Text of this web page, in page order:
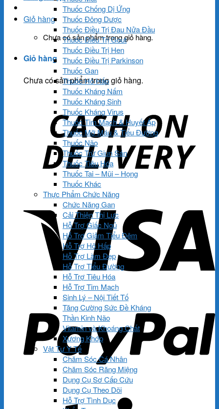
Giỏ hàng
Chưa có sản phẩm trong giỏ hàng.
Giỏ hàng
Chưa có sản phẩm trong giỏ hàng.
Thuốc Chống Dị Ứng
Thuốc Đông Dược
Thuốc Điều Trị Đau Nửa Đầu
Thuốc Điều Trị Gout
Thuốc Điều Trị Hen
Thuốc Điều Trị Parkinson
Thuốc Gan
Thuốc Hô Hấp
Thuốc Kháng Nấm
Thuốc Kháng Sinh
Thuốc Kháng Virus
Thuốc Tim Mạch & Huyết Áp
Thuốc Mỡ Máu & Tiểu Đường
Thuốc Não
Thuốc Trừ Giun Sán
Thuốc Tiêu Hóa
Thuốc Tai – Mũi – Họng
Thuốc Khác
Thực Phẩm Chức Năng
Chức Năng Gan
Cải Thiện Thị Lực
Hỗ Trợ Giấc Ngủ
Hỗ Trợ Giảm Tiểu Đêm
Hỗ Trợ Hô Hấp
Hỗ Trợ Làm Đẹp
Hỗ Trợ Tiểu Đường
Hỗ Trợ Tiêu Hóa
Hỗ Trợ Tim Mạch
Sinh Lý – Nội Tiết Tố
Tăng Cường Sức Đề Kháng
Thần Kinh Não
Vitamin và Khoáng Chất
Xương Khớp
Vật Tư Y Tế
Chăm Sóc Cá Nhân
Chăm Sóc Răng Miệng
Dụng Cụ Sơ Cấp Cứu
Dụng Cụ Theo Dõi
Hỗ Trợ Tình Dục